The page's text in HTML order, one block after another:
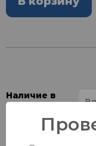
Наличие в
магазинах:
Ваш город: